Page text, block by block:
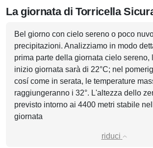
La giornata di Torricella
Bel giorno con cielo sereno o poco
precipitazioni. Analizziamo in modo
prima parte della giornata cielo sereno,
inizio giornata sarà di 22°C; nel
cosí come in serata, le temperature
raggiungeranno i 32°. L'altezza dello
previsto intorno ai 4400 metri stabile
giornata
riduci